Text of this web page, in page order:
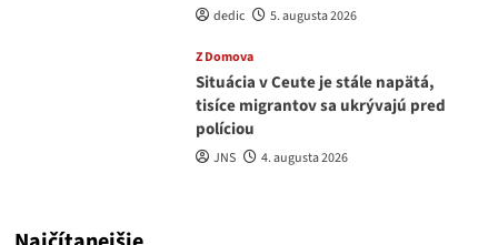
dedic 5. augusta 2026
Z Domova
Situácia v Ceute je stále napätá,
tisíce migrantov sa ukrývajú pred
políciou
JNS 4. augusta 2026